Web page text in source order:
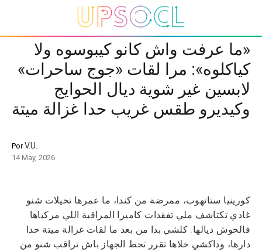
«ما عرفت واش كانو كيبوسوه ولا
كياكلوه»: مرا لقات «جوج ساحرات»
لابسين غير شوية ديال الحوايج
وكيديرو طقس غريب حدا غزالة ميتة
PorV.U.
14 May, 2026
كورينيا ستانهوب، ممرضة من كندا، ما عمرها تخيلات شنو
غادي تكتاشف ملي تفقدات كاميرا المراقبة اللي مركباها
فالحوش ديالها. كلشي بدا من بعد ما لقات غزالة ميتة حدا
دارها، وداكشي خلاها تقرر تحط الجهاز باش تراقب شنو من